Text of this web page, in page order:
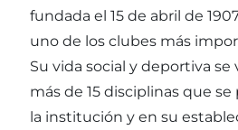
fundada el 15 de abril de
uno de los clubes más
Su vida social y deportiva se
más de 15 disciplinas que
la institución y en su